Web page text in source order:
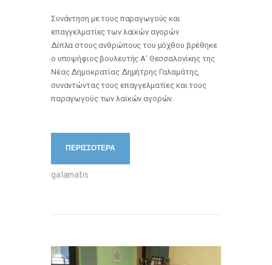
Συνάντηση με τους παραγωγούς και
επαγγελματίες των λαϊκών αγορών
Δίπλα στους ανθρώπους του μόχθου βρέθηκε
ο υποψήφιος βουλευτής Α’ Θεσσαλονίκης της
Νέας Δημοκρατίας Δημήτρης Γαλαμάτης,
συναντώντας τους επαγγελματίες και τους
παραγωγούς των λαϊκών αγορών.
ΠΕΡΙΣΣΟΤΕΡΑ
galamatis